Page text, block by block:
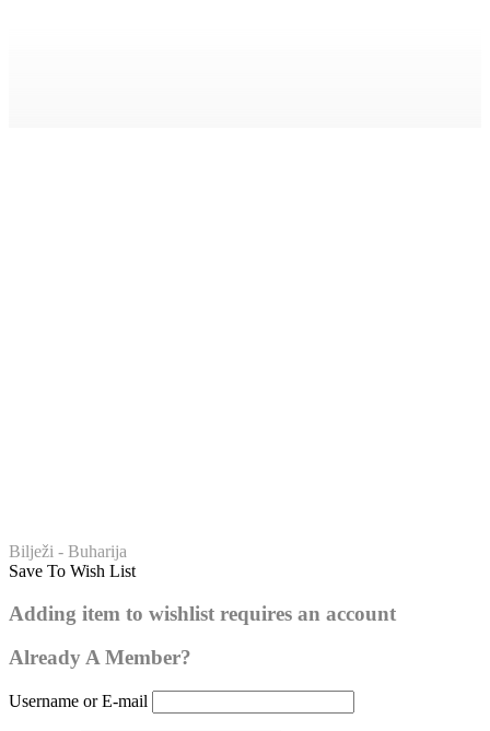
Buharija – broj hadisa: 63
Bilježi - Buharija
Save To Wish List
Adding item to wishlist requires an account
Already A Member?
Username or E-mail